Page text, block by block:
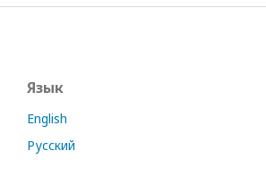
Язык
English
Русский